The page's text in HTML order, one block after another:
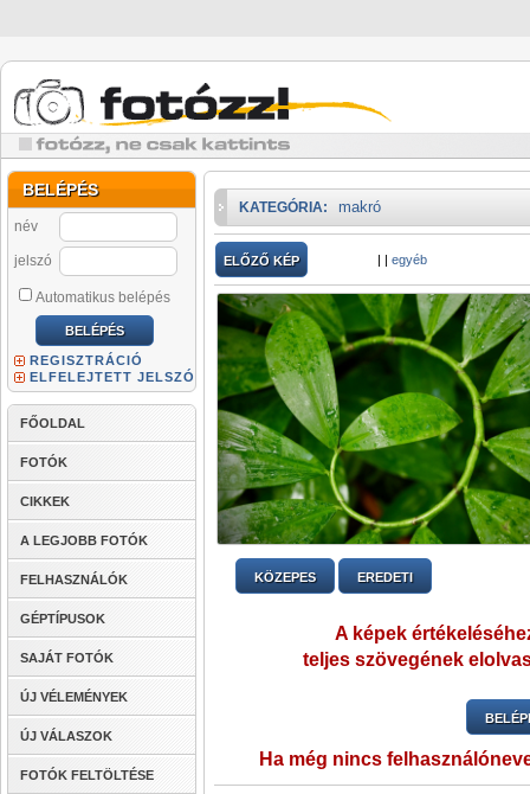
BELÉPÉS
név
jelszó
Automatikus belépés
REGISZTRÁCIÓ
ELFELEJTETT JELSZÓ
FŐOLDAL
FOTÓK
CIKKEK
A LEGJOBB FOTÓK
FELHASZNÁLÓK
GÉPTÍPUSOK
SAJÁT FOTÓK
ÚJ VÉLEMÉNYEK
ÚJ VÁLASZOK
FOTÓK FELTÖLTÉSE
KATEGÓRIA: makró
ELŐZŐ KÉP | | egyéb
KÖZEPES EREDETI
A képek
teljes szövegének
Ha még nincs